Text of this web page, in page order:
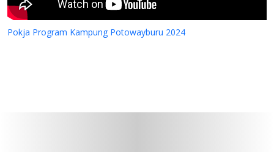
Pokja Program Kampung Potowayburu 2024